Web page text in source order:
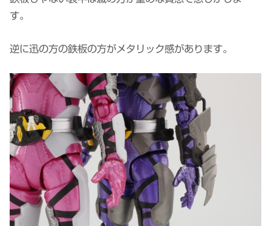
す。
逆に迅の方の鉄板の方がメタリック感があります。